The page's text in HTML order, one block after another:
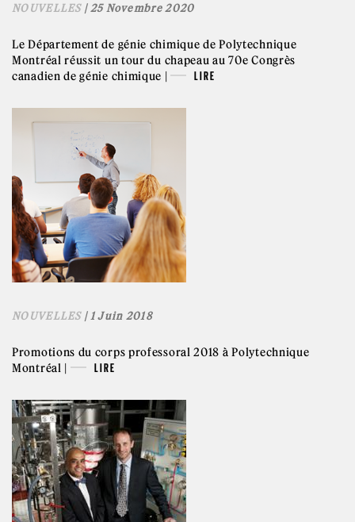
NOUVELLES| 25 Novembre 2020
Le Département de génie chimique de Polytechnique
Montréal réussit un tour du chapeau au 70e Congrès
canadien de génie chimique |
LIRE
NOUVELLES| 1 Juin 2018
Promotions du corps professoral 2018 à Polytechnique
Montréal |
LIRE